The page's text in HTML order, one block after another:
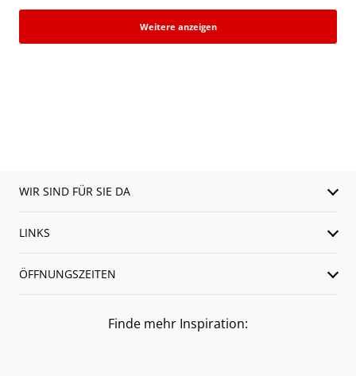
Weitere anzeigen
WIR SIND FÜR SIE DA
LINKS
ÖFFNUNGSZEITEN
Finde mehr Inspiration: